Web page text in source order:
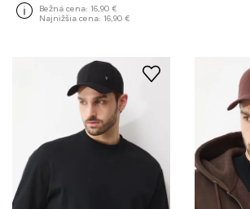
Bežná cena: 16,90 €
Najnižšia cena: 16,90 €